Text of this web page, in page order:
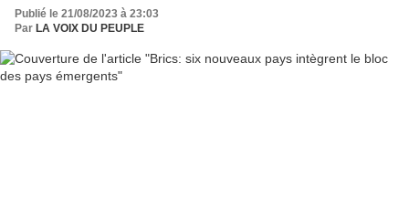
Publié le 21/08/2023 à 23:03
Par LA VOIX DU PEUPLE